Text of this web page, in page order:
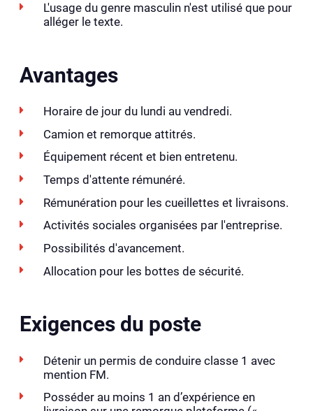
L'usage du genre masculin n'est utilisé que pour
alléger le texte.
Avantages
Horaire de jour du lundi au vendredi.
Camion et remorque attitrés.
Équipement récent et bien entretenu.
Temps d'attente rémunéré.
Rémunération pour les cueillettes et livraisons.
Activités sociales organisées par l'entreprise.
Possibilités d'avancement.
Allocation pour les bottes de sécurité.
Exigences du poste
Détenir un permis de conduire classe 1 avec
mention FM.
Posséder au moins 1 an d’expérience en